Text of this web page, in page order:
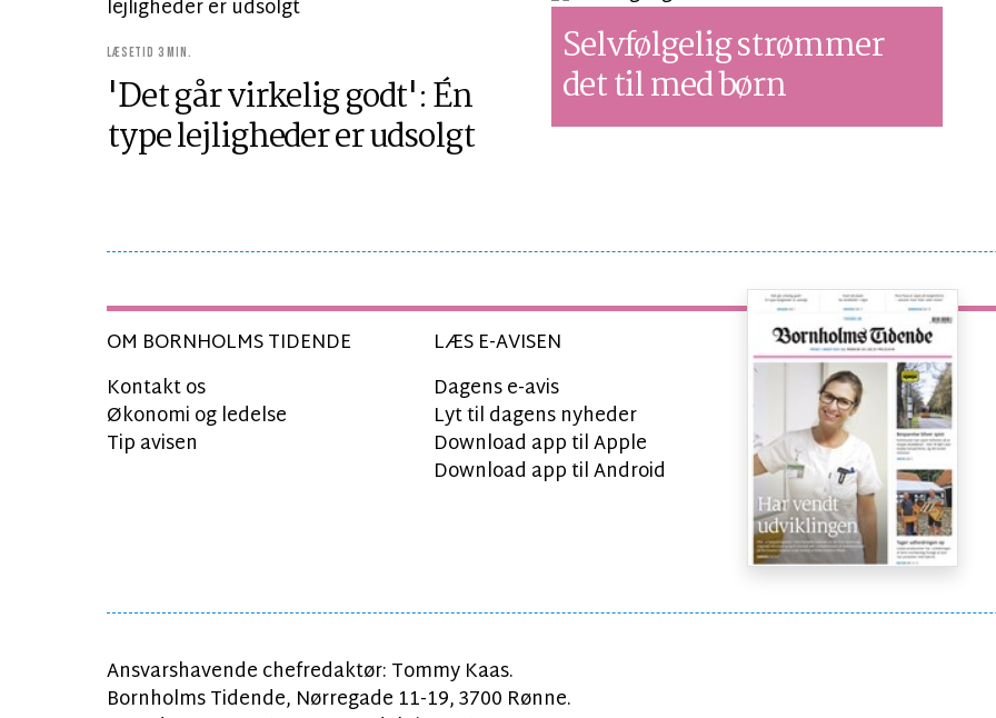
LÆSETID 3 MIN.
'Det går virkelig godt': Én
type lejligheder er udsolgt
Selvfølgelig strømmer
det til med børn
OM BORNHOLMS TIDENDE
Kontakt os
Økonomi og ledelse
Tip avisen
LÆS E-AVISEN
Dagens e-avis
Lyt til dagens nyheder
Download app til Apple
Download app til Android
Ansvarshavende chefredaktør: Tommy Kaas.
Bornholms Tidende, Nørregade 11-19, 3700 Rønne.